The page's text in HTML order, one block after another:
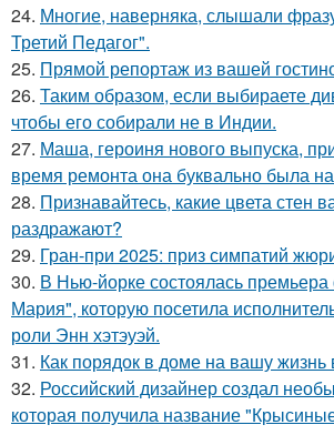
24. Многие, наверняка, слышали
Третий Педагог".
25. Прямой репортаж из вашей
26. Таким образом, если выбираете
чтобы его собирали не в Индии.
27. Маша, героиня нового выпуска,
время ремонта она буквально была
28. Признавайтесь, какие цвета стен
раздражают?
29. Гран-при 2025: приз симпатий
30. В Нью-йорке состоялась
Мария", которую посетила
роли Энн хэтэуэй.
31. Как порядок в доме на вашу жизнь
32. Российский дизайнер создал
которая получила название